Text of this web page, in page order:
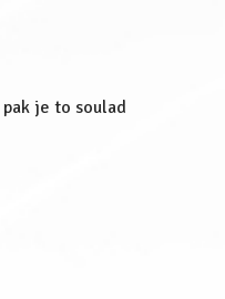
je to soulad